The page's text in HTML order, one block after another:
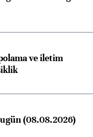
ve iletim
(08.08.2026)